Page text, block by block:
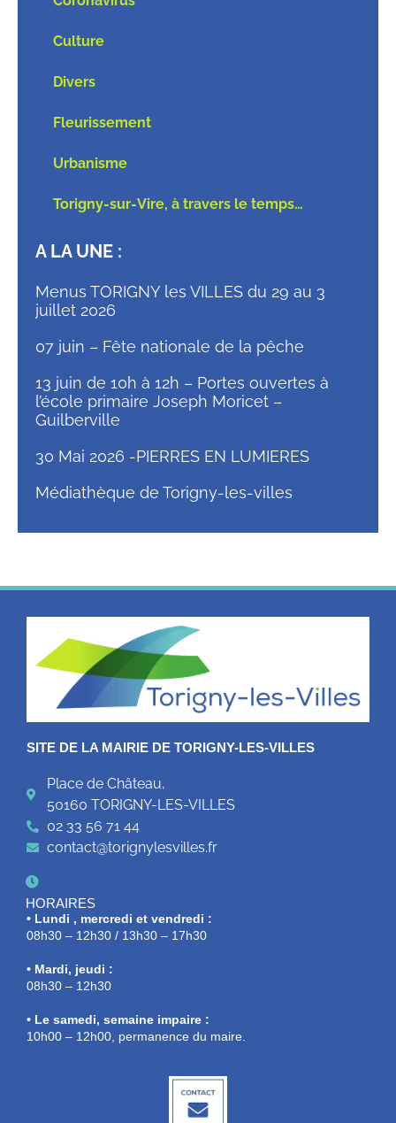
Culture
Divers
Fleurissement
Urbanisme
Torigny-sur-Vire, à travers le temps…
A LA UNE :
Menus TORIGNY les VILLES du 29 au 3
juillet 2026
07 juin – Fête nationale de la pêche
13 juin de 10h à 12h – Portes ouvertes à
l’école primaire Joseph Moricet –
Guilberville
30 Mai 2026 -PIERRES EN LUMIERES
Médiathèque de Torigny-les-villes
SITE DE LA MAIRIE DE TORIGNY-LES-VILLES
Place de Château,
50160 TORIGNY-LES-VILLES
02 33 56 71 44
contact@torignylesvilles.fr
HORAIRES
• Lundi , mercredi et vendredi :
08h30 – 12h30 / 13h30 – 17h30
• Mardi, jeudi :
08h30 – 12h30
• Le samedi, semaine impaire :
10h00 – 12h00, permanence du maire.